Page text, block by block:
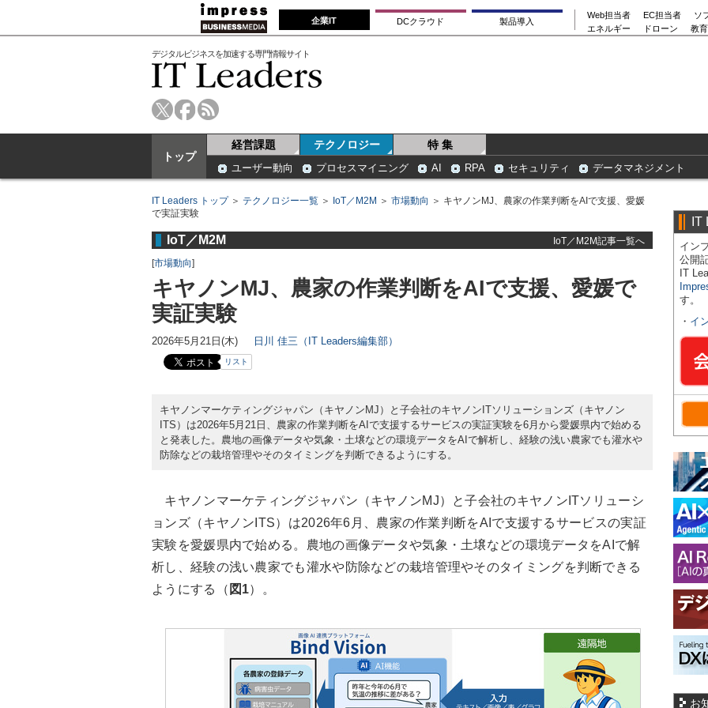
企業IT DCクラウド 製品導入
Web担当者 EC担当者
ソ
エネルギー
ドローン 教
デジタルビジネスを加速する専門情報サイト
トップ
経営課題 テクノロジー 特 集
ユーザー動向 プロセスマイニング AI RPA セキュリティ データマネジメント
IT Leaders トップ＞ テクノロジー一覧 ＞ IoT／M2M ＞ 市場動向 ＞ キヤノンMJ、農家の作業判断をAIで支援、愛媛
で実証実験
IoT／M2M
IoT／M2M記事一覧へ
[市場動向]
キヤノンMJ、農家の作業判断をAIで支援、愛媛で
実証実験
2026年5月21日(木) 日川 佳三（IT Leaders編集部）
リスト
キヤノンマーケティングジャパン（キヤノンMJ）と子会社のキヤノンITソリューションズ（キヤノン
ITS）は2026年5月21日、農家の作業判断をAIで支援するサービスの実証実験を6月から愛媛県内で始める
と発表した。農地の画像データや気象・土壌などの環境データをAIで解析し、経験の浅い農家でも灌水や
防除などの栽培管理やそのタイミングを判断できるようにする。
キヤノンマーケティングジャパン（キヤノンMJ）と子会社のキヤノンITソリューシ
ョンズ（キヤノンITS）は2026年6月、農家の作業判断をAIで支援するサービスの実証
実験を愛媛県内で始める。農地の画像データや気象・土壌などの環境データをAIで解
析し、経験の浅い農家でも灌水や防除などの栽培管理やそのタイミングを判断できる
ようにする（ 図1）。
IT
イン
公開
IT
す。
・ イ
お